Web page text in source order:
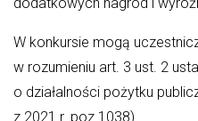
W konkursie mogą
w rozumieniu art. 3 ust. 2
o działalności pożytku
z 2021 r. poz.1038).